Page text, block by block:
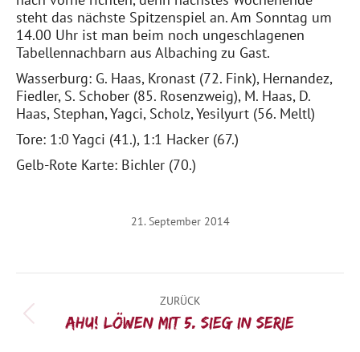
steht das nächste Spitzenspiel an. Am Sonntag um
14.00 Uhr ist man beim noch ungeschlagenen
Tabellennachbarn aus Albaching zu Gast.
Wasserburg: G. Haas, Kronast (72. Fink), Hernandez,
Fiedler, S. Schober (85. Rosenzweig), M. Haas, D.
Haas, Stephan, Yagci, Scholz, Yesilyurt (56. Meltl)
Tore: 1:0 Yagci (41.), 1:1 Hacker (67.)
Gelb-Rote Karte: Bichler (70.)
21. September 2014
ZURÜCK
Vorheriger
AHU! Löwen mit 5. Sieg in Serie